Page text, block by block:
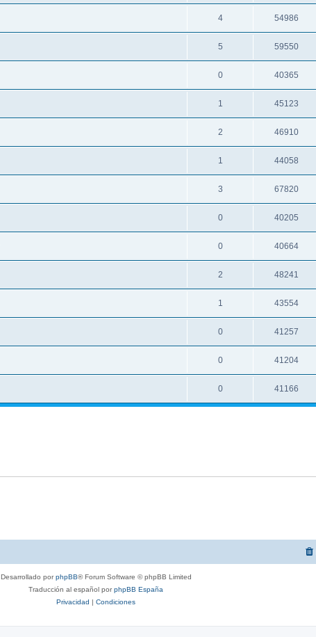
4 54986
5 59550
0 40365
1 45123
2 46910
1 44058
3 67820
0 40205
0 40664
2 48241
1 43554
0 41257
0 41204
0 41166
Desarrollado porphpBB® Forum Software © phpBB Limited
Traducción al español porphpBB España
Privacidad | Condiciones